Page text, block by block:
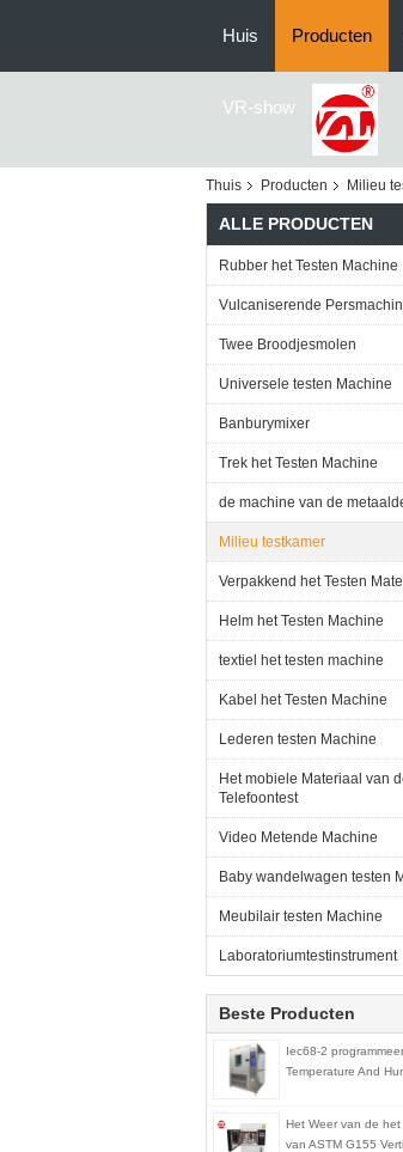
Huis Producten
VR-show
Thuis Producten Milieu
ALLE PRODUCTEN
Rubber het Testen Machine
Vulcaniserende
Twee Broodjesmolen
Universele testen Machine
Banburymixer
Trek het Testen Machine
de machine van de
Milieu testkamer
Verpakkend het Testen
Helm het Testen Machine
textiel het testen machine
Kabel het Testen Machine
Lederen testen Machine
Het mobiele Materiaal van
Telefoontest
Video Metende Machine
Baby wandelwagen testen
Meubilair testen Machine
Laboratoriumtestinstrument
Beste Producten
Iec68-2
Temperature And
Het Weer van de
van ASTM G155